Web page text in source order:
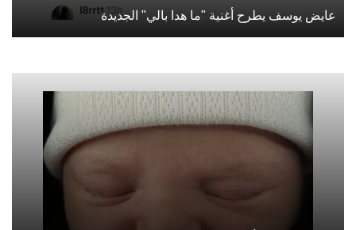
عايض يوسف يطرح أغنية "ما هدا بالي" الجديدة